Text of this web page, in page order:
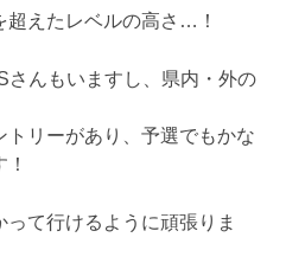
超えたレベルの高さ…！
んもいますし、県内・外の
リーがあり、予選でもかな
て行けるように頑張りま